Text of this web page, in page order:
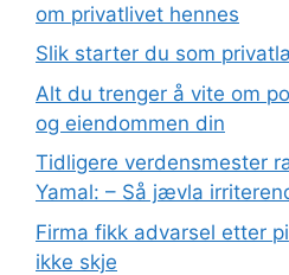
om privatlivet hennes
Slik starter du som
Alt du trenger å vite om
og eiendommen din
Tidligere verdensmester
Yamal: – Så jævla
Firma fikk advarsel etter
ikke skje